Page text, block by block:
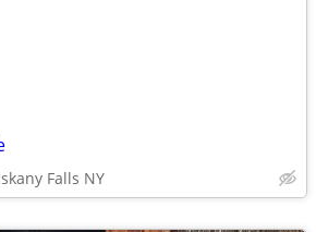
Falls NY